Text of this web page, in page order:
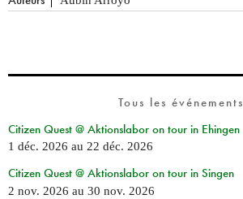
Tous les événements
Citizen Quest @ Aktionslabor on tour in Ehingen
1 déc. 2026 au 22 déc. 2026
Citizen Quest @ Aktionslabor on tour in Singen
2 nov. 2026 au 30 nov. 2026